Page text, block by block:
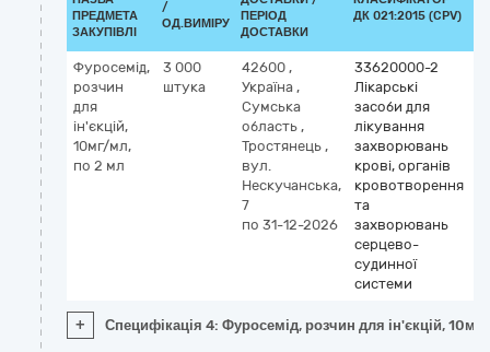
ПРЕДМЕТА
ЗАКУПІВЛІ
/
ОД.ВИМІРУ
ПЕРІОД
ДОСТАВКИ
ДК 021:2015 (CPV)
Фуросемід,
розчин
для
ін'єкцій,
10мг/мл,
по 2 мл
3 000
штука
42600 ,
Україна ,
Сумська
область ,
Тростянець ,
вул.
Нескучанська,
7
по 31-12-2026
33620000-2
Лікарські
засоби для
лікування
захворювань
крові, органів
кровотворення
та
захворювань
серцево-
судинної
системи
+ Специфікація 4: Фуросемід, розчин для ін'єкцій,